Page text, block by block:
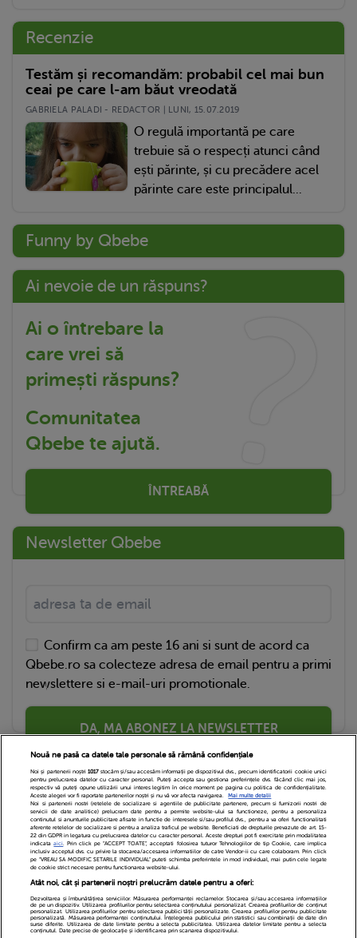
Recenzie
Testăm și recomandăm: probabil cel mai bun
ceai pe care l-am băut vreodată
GABRIELA PALADI - REDACTOR | LUNI, 15.07.2019
O regulă importantă pe care
trebuie să o respecți atunci când
ești părinte, și cu precădere acel
părinte care este principalul...
Funny by Qbebe
Ai nevoie de un răspuns?
Ai o întrebare la
care vrei să
primești răspuns?
Comunitatea
Qbebe te ajută.
ÎNTREABĂ
Newsletter Qbebe
Confirm ca am peste 16 ani si sunt de acord ca
Qbebe.ro sa colecteze adresa de email pentru a primi
newslettere si e-mail-uri promotionale.
DA, MA ABONEZ LA NEWSLETTER
Echipa Editoriala Newsletter
Contact
Cariere
Cookies
Politica de confidentialitate
DivaHair Cosmetics
Despre noi
Nouă ne pasă ca datele tale personale să rămână confidențiale
Noi și partenerii noștri 1017stocăm și/sau accesăm informații pe dispozitivul dvs., precum identificatorii cookie unici
pentru prelucrarea datelor cu caracter personal. Puteți accepta sau gestiona preferințele dvs. făcând clic mai jos,
respectiv vă puteți opune utilizării unui interes legitim în orice moment pe pagina cu politica de confidențialitate.
Aceste alegeri vor fi raportate partenerilor noștri și nu vă vor afecta navigarea.
Mai multe detalii
Noi si partenerii nostri (retelele de socializare si agentiile de publicitate partenere, precum si furnizorii nostri de
servicii de date analitice) prelucram date pentru a permite website-ului sa functioneze, pentru a personaliza
continutul si anunturile publicitare afisate in functie de interesele si/sau profilul dvs., pentru a va oferi functionalitati
aferente retelelor de socializare si pentru a analiza traficul pe website. Beneficiati de drepturile prevazute de art. 15-
22 din GDPR in legatura cu prelucrarea datelor cu caracter personal. Aceste drepturi pot fi exercitate prin modalitatea
indicataaici. Prin click pe “ACCEPT TOATE”, acceptati folosirea tuturor Tehnologiilor de tip Cookie, care implica
inclusiv acceptul dvs. cu privire la stocarea/accesarea informatiilor de catre Vendor-ii cu care colaboram. Prin click
pe “VREAU SA MODIFIC SETARILE INDIVIDUAL” puteti schimba preferintele in mod individual, mai putin cele legate
de cookie strict necesare pentru functionarea website-ului.
Atât noi, cât și partenerii noștri prelucrăm datele pentru a oferi:
Dezvoltarea și îmbunătățirea serviciilor. Măsurarea performanței reclamelor. Stocarea și/sau accesarea informațiilor
de pe un dispozitiv. Utilizarea profilurilor pentru selectarea conținutului personalizat. Crearea profilurilor de conținut
personalizat. Utilizarea profilurilor pentru selectarea publicității personalizate. Crearea profilurilor pentru publicitate
personalizată. Măsurarea performanței conținutului. Înțelegerea publicului prin statistici sau combinații de date din
surse diferite. Utilizarea de date limitate pentru a selecta publicitatea. Utilizarea datelor limitate pentru a selecta
conținutul. Date precise de geolocație și identificarea prin scanarea dispozitivului.